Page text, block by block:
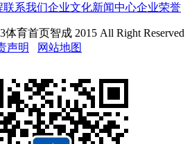
联系我们企业文化新闻中心企业荣誉
体育首页智成 2015 All Right Reserved
声明 网站地图